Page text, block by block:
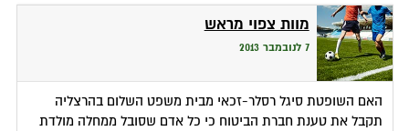
מוות צפוי מראש
7 לנובמבר 2013
האם השופטת סיגל רסלר-זכאי מבית משפט השלום בהרצליה
תקבל את טענת חברת הביטוח כי כל אדם שסובל ממחלה מולדת